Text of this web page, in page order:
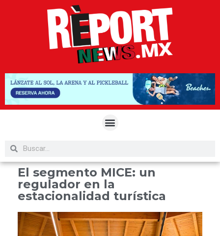
El segmento MICE: un
regulador en la
estacionalidad turística